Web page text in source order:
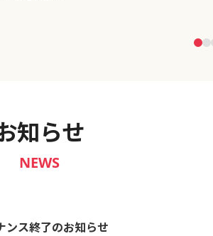
知らせ
NEWS
ンス終了のお知らせ